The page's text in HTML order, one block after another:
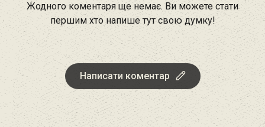
Жодного коментаря ще немає. Ви можете стати
першим хто напише тут свою думку!
Написати коментар